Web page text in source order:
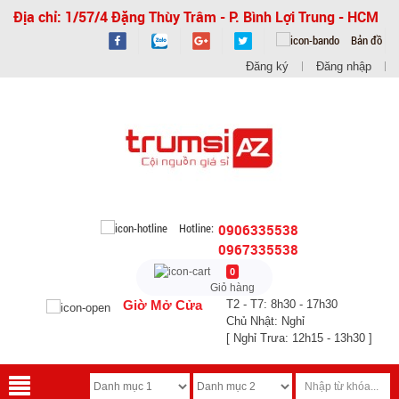
Địa chỉ: 1/57/4 Đặng Thùy Trâm - P. Bình Lợi Trung - HCM
Bản đồ
Đăng ký Đăng nhập
Hotline: 0906335538
0967335538
0
Giỏ hàng
Giờ Mở Cửa
T2 - T7: 8h30 - 17h30
Chủ Nhật: Nghỉ
[ Nghỉ Trưa: 12h15 - 13h30 ]